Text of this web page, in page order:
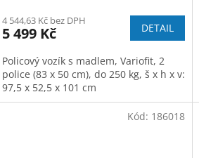
M
A
4 544,63 Kč bez DPH
5 499 Kč DETAIL
Policový vozík s madlem, Variofit, 2
police (83 x 50 cm), do 250 kg, š x h x v:
97,5 x 52,5 x 101 cm
Kód: 186018